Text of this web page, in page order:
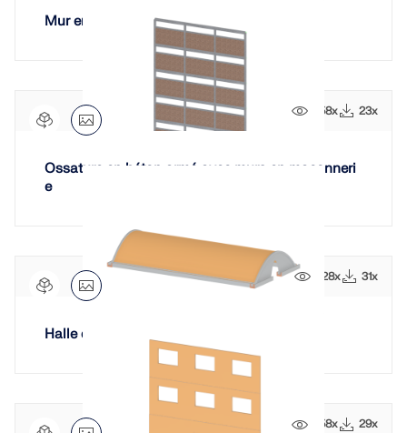
Mur en maçonnerie sur poutre
658x 23x
Ossature en béton armé avec murs en maçonneri
e
528x 31x
Halle en arc en maçonnerie
558x 29x